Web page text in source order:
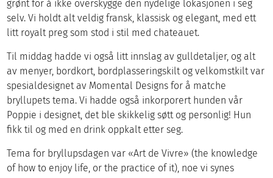
grønt for å ikke overskygge den nydelige lokasjonen i seg
selv. Vi holdt alt veldig fransk, klassisk og elegant, med ett
litt royalt preg som stod i stil med chateauet.
Til middag hadde vi også litt innslag av gulldetaljer, og alt
av menyer, bordkort, bordplasseringskilt og velkomstkilt var
spesialdesignet av Momental Designs for å matche
bryllupets tema. Vi hadde også inkorporert hunden vår
Poppie i designet, det ble skikkelig søtt og personlig! Hun
fikk til og med en drink oppkalt etter seg.
Tema for bryllupsdagen var «Art de Vivre» (the knowledge
of how to enjoy life, or the practice of it), noe vi synes